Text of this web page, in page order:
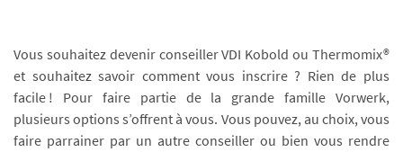
Vous souhaitez devenir conseiller VDI Kobold ou Thermomix®
et souhaitez savoir comment vous inscrire ? Rien de plus
facile ! Pour faire partie de la grande famille Vorwerk,
plusieurs options s’offrent à vous. Vous pouvez, au choix, vous
faire parrainer par un autre conseiller ou bien vous rendre